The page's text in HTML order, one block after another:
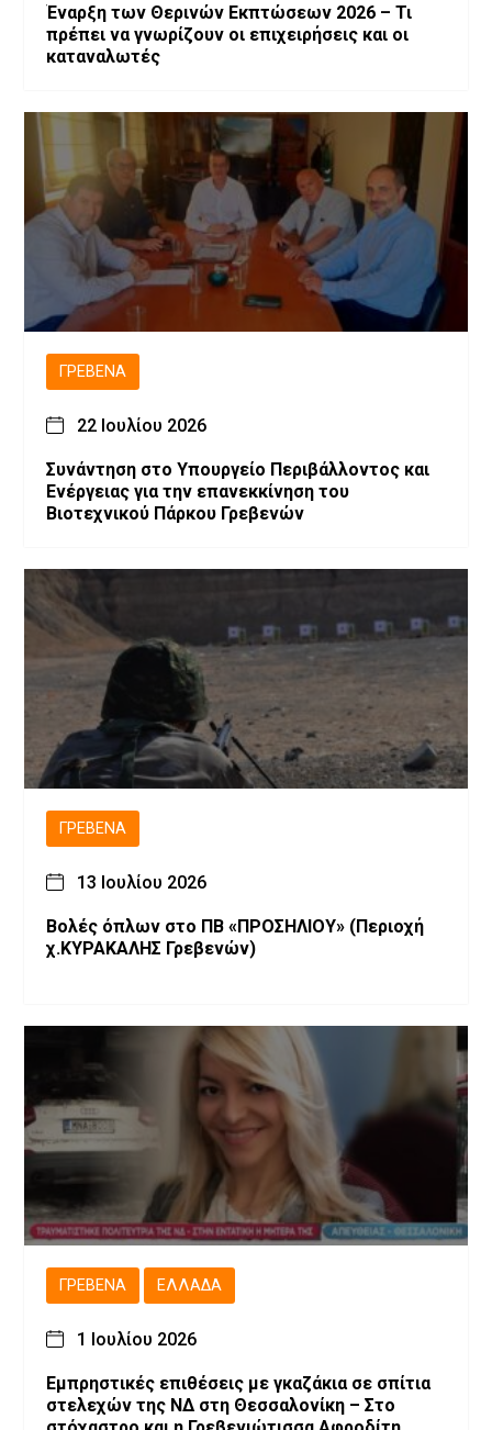
Έναρξη των Θερινών Εκπτώσεων 2026 – Τι
πρέπει να γνωρίζουν οι επιχειρήσεις και οι
καταναλωτές
ΓΡΕΒΕΝΆ
22 Ιουλίου 2026
Συνάντηση στο Υπουργείο Περιβάλλοντος και
Ενέργειας για την επανεκκίνηση του
Βιοτεχνικού Πάρκου Γρεβενών
ΓΡΕΒΕΝΆ
13 Ιουλίου 2026
Βολές όπλων στο ΠΒ «ΠΡΟΣΗΛΙΟΥ» (Περιοχή
χ.ΚΥΡΑΚΑΛΗΣ Γρεβενών)
ΓΡΕΒΕΝΆ ΕΛΛΆΔΑ
1 Ιουλίου 2026
Εμπρηστικές επιθέσεις με γκαζάκια σε σπίτια
στελεχών της ΝΔ στη Θεσσαλονίκη – Στο